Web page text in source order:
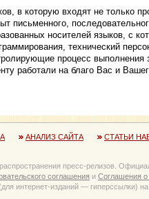
в которую входят не только
письменного,
носителей языков, с
технический
процесс выполнения
работали на благо Вас и
АНАЛИЗ САЙТА СТАТЬИ
пресс-релизов.
соглашения и Соглашения о
интернет-изданий — гиперссылки) на